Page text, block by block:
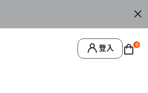
訂單僅限台灣本島地區配送，恕無法寄送離島
登入 0